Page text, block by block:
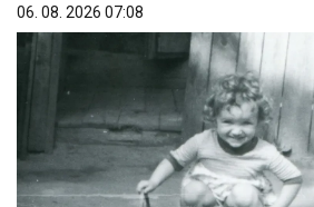
06. 08. 2026 07:08